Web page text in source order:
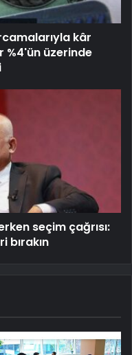
kâr
%4'ün üzerinde
seçim çağrısı:
bırakın